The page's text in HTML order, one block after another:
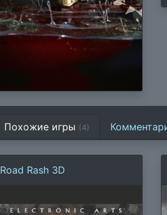
Похожие игры (4)
Road Rash 3D